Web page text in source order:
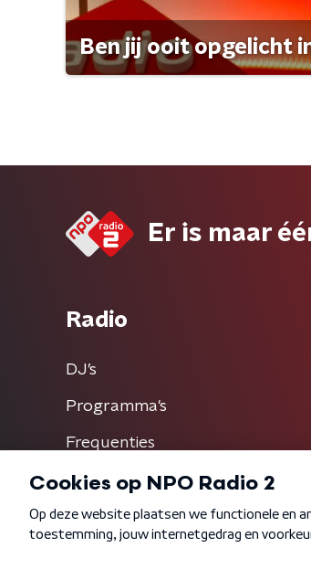
Ben jij ooit opgelicht
Er is maar
Radio
DJ’s
Programma's
Frequenties
Algemene voorwaarden Privacybeleid